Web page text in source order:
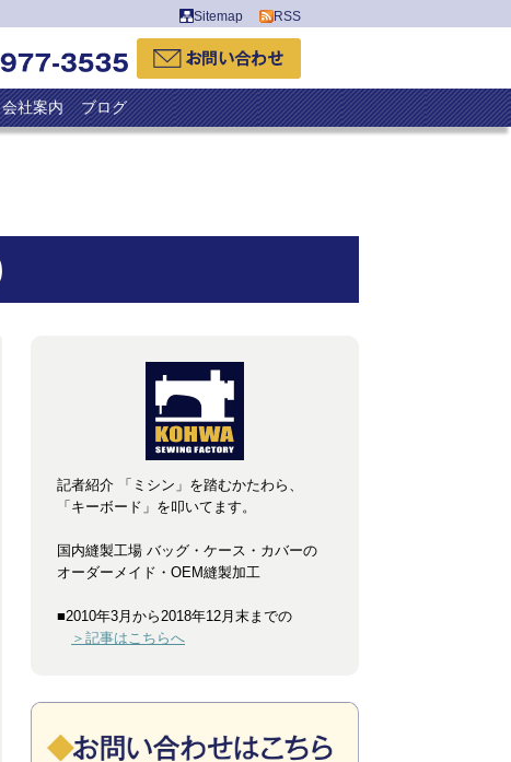
Sitemap RSS
会社案内 ブログ
記者紹介 「ミシン」を踏むかたわら、
「キーボード」を叩いてます。
国内縫製工場 バッグ・ケース・カバーの
オーダーメイド・OEM縫製加工
■2010年3月から2018年12月末までの
＞記事はこちらへ